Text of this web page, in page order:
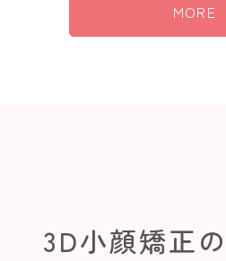
MORE
3D小顔矯正